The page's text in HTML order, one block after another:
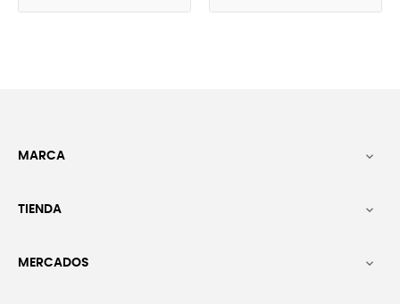
MARCA 
TIENDA 
MERCADOS 